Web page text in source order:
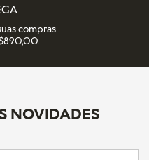
compras
NOVIDADES